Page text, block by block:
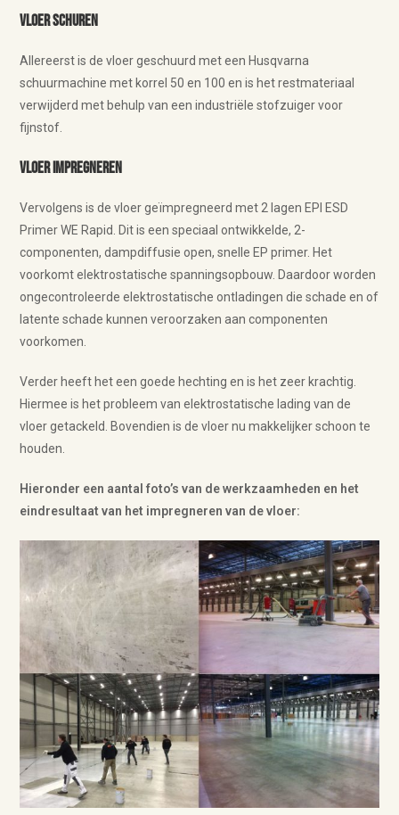
Vloer schuren
Allereerst is de vloer geschuurd met een Husqvarna
schuurmachine met korrel 50 en 100 en is het restmateriaal
verwijderd met behulp van een industriële stofzuiger voor
fijnstof.
Vloer impregneren
Vervolgens is de vloer geïmpregneerd met 2 lagen EPI ESD
Primer WE Rapid. Dit is een speciaal ontwikkelde, 2-
componenten, dampdiffusie open, snelle EP primer. Het
voorkomt elektrostatische spanningsopbouw. Daardoor worden
ongecontroleerde elektrostatische ontladingen die schade en of
latente schade kunnen veroorzaken aan componenten
voorkomen.
Verder heeft het een goede hechting en is het zeer krachtig.
Hiermee is het probleem van elektrostatische lading van de
vloer getackeld. Bovendien is de vloer nu makkelijker schoon te
houden.
Hieronder een aantal foto’s van de werkzaamheden en het
eindresultaat van het impregneren van de vloer: